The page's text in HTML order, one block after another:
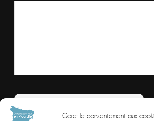
Gérer le consentement aux
Veuillez laisser ce champ vide.
Combien font